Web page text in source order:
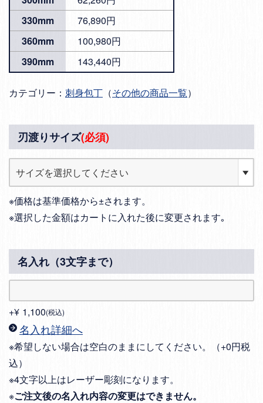
330mm
76,890円
360mm
100,980円
390mm
143,440円
カテゴリー： 刺身包丁 （その他の商品一覧）
刃渡りサイズ(必須)
※価格は基準価格から±されます。
※選択した金額はカートに入れた後に変更されます｡
名入れ（3文字まで）
+¥ 1,100 税込
名入れ詳細へ
※希望しない場合は空白のままにしてください。（+0円税
込）
※4文字以上はレーザー彫刻になります。
※ご注文後の名入れ内容の変更はできません。